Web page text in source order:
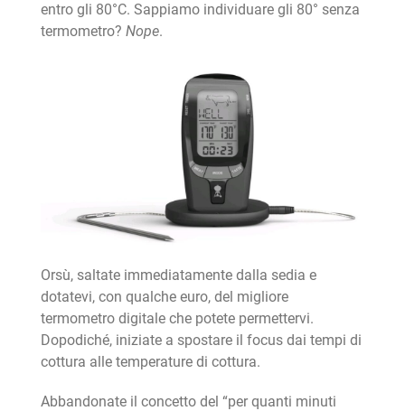
entro gli 80°C. Sappiamo individuare gli 80° senza
termometro? Nope.
Orsù, saltate immediatamente dalla sedia e
dotatevi, con qualche euro, del migliore
termometro digitale che potete permettervi.
Dopodiché, iniziate a spostare il focus dai tempi di
cottura alle temperature di cottura.
Abbandonate il concetto del “per quanti minuti